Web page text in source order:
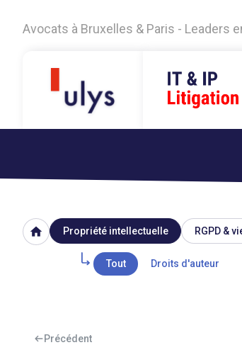
Avocats à Bruxelles & Paris - Leaders
home Propriété intellectuelle RGPD &
Tout Droits d'auteur
Précédent